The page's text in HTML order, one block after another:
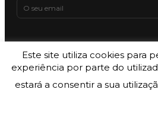
Copyright © 2026 Motorin by SILVER
Reserved — Site Powered by
Este site utiliza cookies para
experiência por parte do
estará a consentir a sua